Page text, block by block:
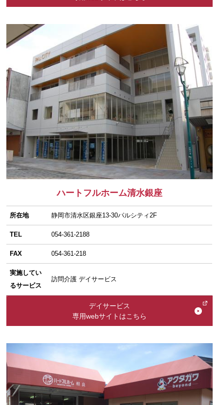
ハートフルホーム清水銀座
所在地 静岡市清水区銀座13-30パルシティ2F
TEL 054-361-2188
FAX 054-361-218
実施してい
るサービス
訪問介護 デイサービス
デイサービス
専用webサイトはこちら